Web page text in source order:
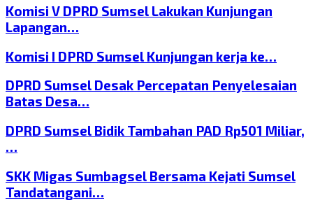
Komisi V DPRD Sumsel Lakukan Kunjungan
Lapangan…
Komisi I DPRD Sumsel Kunjungan kerja ke…
DPRD Sumsel Desak Percepatan Penyelesaian
Batas Desa…
DPRD Sumsel Bidik Tambahan PAD Rp501 Miliar,
…
SKK Migas Sumbagsel Bersama Kejati Sumsel
Tandatangani…